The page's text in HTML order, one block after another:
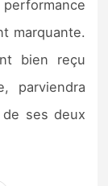
marquante.
bien reçu
parviendra
ses deux